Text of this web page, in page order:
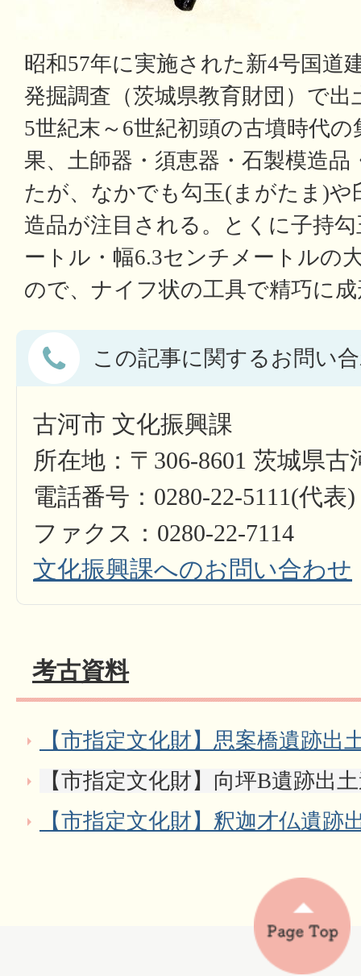
昭和57年に実施された新4号国道
発掘調査（茨城県教育財団）で
5世紀末～6世紀初頭の古墳時代
果、土師器・須恵器・石製模造
たが、なかでも勾玉(まがたま)や
造品が注目される。とくに子持
ートル・幅6.3センチメートルの
ので、ナイフ状の工具で精巧に
この記事に関するお問い
古河市 文化振興課
所在地：〒306-8601 茨城県
電話番号：0280-22-5111(代表)
ファクス：0280-22-7114
文化振興課へのお問い合わせ
考古資料
【市指定文化財】思案橋遺跡出
【市指定文化財】向坪B遺跡出
【市指定文化財】釈迦才仏遺跡